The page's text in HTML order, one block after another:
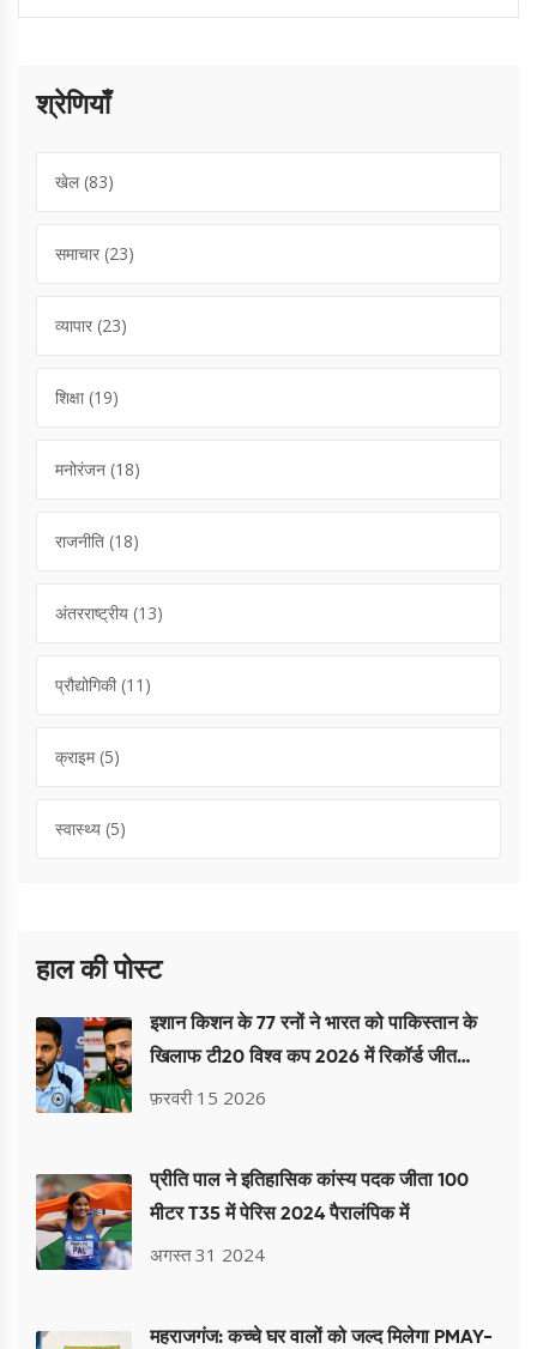
श्रेणियाँ
खेल(83)
समाचार (23)
व्यापार (23)
शिक्षा(19)
मनोरंजन (18)
राजनीति (18)
अंतरराष्ट्रीय (13)
प्रौद्योगिकी(11)
क्राइम(5)
स्वास्थ्य (5)
हाल की पोस्ट
इशान किशन के 77 रनों ने भारत को पाकिस्तान के
खिलाफ टी20 विश्व कप 2026 में रिकॉर्ड जीत
दिलाई
फ़रवरी 15 2026
प्रीति पाल ने इतिहासिक कांस्य पदक जीता 100
मीटर T35 में पेरिस 2024 पैरालंपिक में
अगस्त 31 2024
महराजगंज: कच्चे घर वालों को जल्द मिलेगा PMAY-